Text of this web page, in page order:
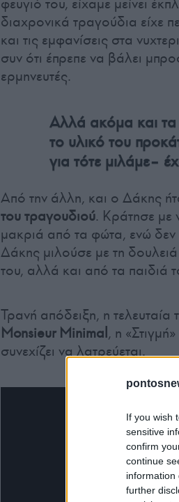
If you wish
sensitive
confirm
continue
information
further
διαχρονικά τραγούδια είχε
και τις εμφανίσεις στα
συν ότι έπρεπε να βάλει
ερμηνευτές.
Αλλά ακόμα και τα
το υλικό του
για τότε μιλάμε–
Από την άλλη, και ο Δάκης
του τραγουδιού. Κράτησε με
μακριά από τα φώτα, ενώ
Δάκης μιλούσε με τη
του, αλλά και από τα παιδιά
Τρανή απόδειξη, η
Monsieur Minimal , η
συνεχίζει να λατρεύεται.